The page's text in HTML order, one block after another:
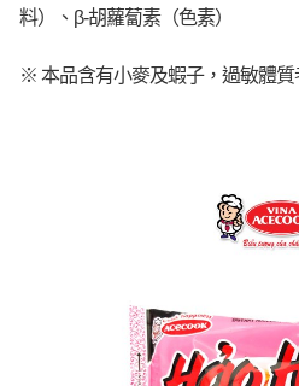
料）、β-胡蘿蔔素（色素）
※ 本品含有小麥及蝦子，過敏體質